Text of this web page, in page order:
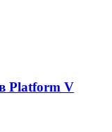
Platform V